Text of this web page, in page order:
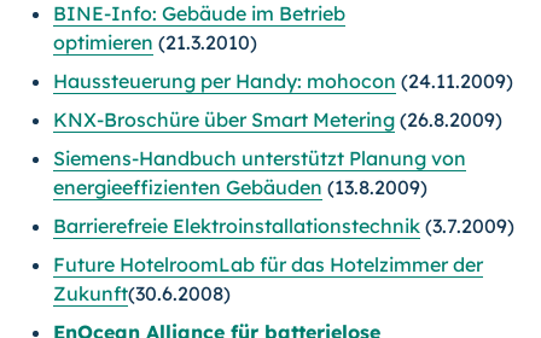
BINE-Info: Gebäude im Betrieb
optimieren (21.3.2010)
Haussteuerung per Handy: mohocon (24.11.2009)
KNX-Broschüre über Smart Metering (26.8.2009)
Siemens-Handbuch unterstützt Planung von
energieeffizienten Gebäuden (13.8.2009)
Barrierefreie Elektroinstallationstechnik (3.7.2009)
Future HotelroomLab für das Hotelzimmer der
Zukunft(30.6.2008)
EnOcean Alliance für batterielose